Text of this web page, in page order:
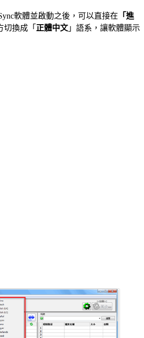
軟體並啟動之後，可以直接在 「進
切換成「 正體中文 」語系，讓軟體顯示